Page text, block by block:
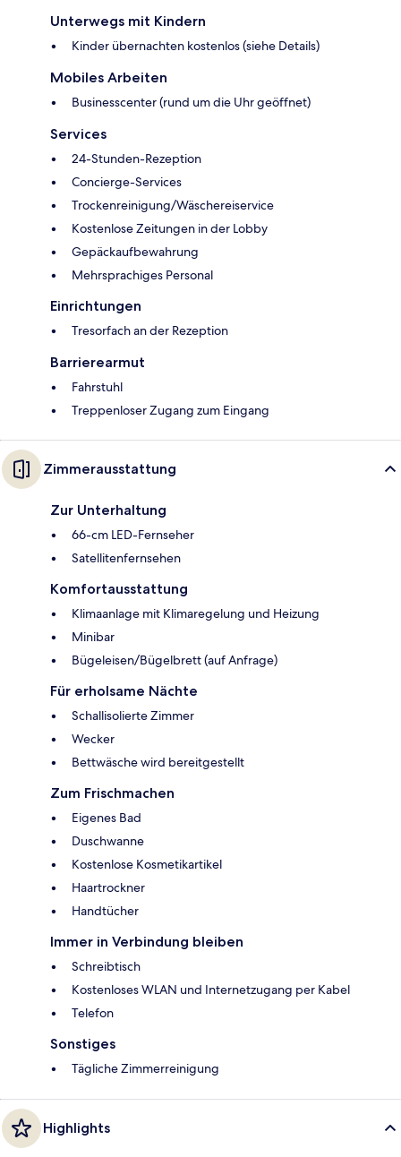
Unterwegs mit Kindern
Kinder übernachten kostenlos (siehe Details)
Mobiles Arbeiten
Businesscenter (rund um die Uhr geöffnet)
Services
24-Stunden-Rezeption
Concierge-Services
Trockenreinigung/Wäschereiservice
Kostenlose Zeitungen in der Lobby
Gepäckaufbewahrung
Mehrsprachiges Personal
Einrichtungen
Tresorfach an der Rezeption
Barrierearmut
Fahrstuhl
Treppenloser Zugang zum Eingang
Zimmerausstattung
Zur Unterhaltung
66-cm LED-Fernseher
Satellitenfernsehen
Komfortausstattung
Klimaanlage mit Klimaregelung und Heizung
Minibar
Bügeleisen/Bügelbrett (auf Anfrage)
Für erholsame Nächte
Schallisolierte Zimmer
Wecker
Bettwäsche wird bereitgestellt
Zum Frischmachen
Eigenes Bad
Duschwanne
Kostenlose Kosmetikartikel
Haartrockner
Handtücher
Immer in Verbindung bleiben
Schreibtisch
Kostenloses WLAN und Internetzugang per Kabel
Telefon
Sonstiges
Tägliche Zimmerreinigung
Highlights